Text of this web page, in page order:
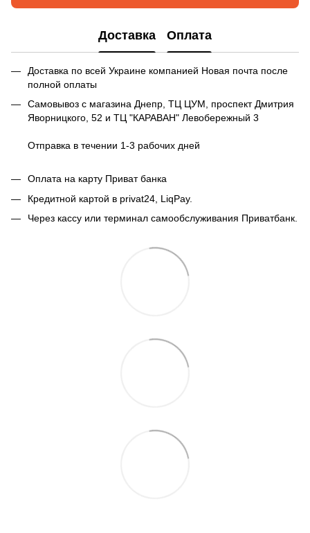
Доставка Оплата
Доставка по всей Украине компанией Новая почта после
полной оплаты
Самовывоз с магазина Днепр, ТЦ ЦУМ, проспект Дмитрия
Яворницкого, 52 и ТЦ "КАРАВАН" Левобережный 3
Отправка в течении 1-3 рабочих дней
Оплата на карту Приват банка
Кредитной картой в privat24, LiqPay.
Через кассу или терминал самообслуживания Приватбанк.